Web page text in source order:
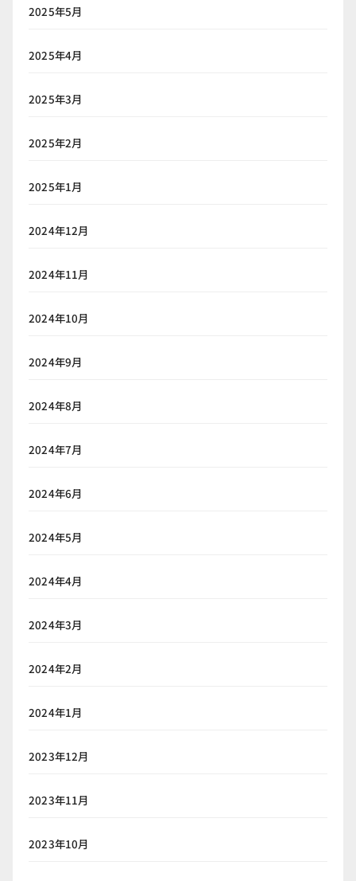
2025年5月
2025年4月
2025年3月
2025年2月
2025年1月
2024年12月
2024年11月
2024年10月
2024年9月
2024年8月
2024年7月
2024年6月
2024年5月
2024年4月
2024年3月
2024年2月
2024年1月
2023年12月
2023年11月
2023年10月